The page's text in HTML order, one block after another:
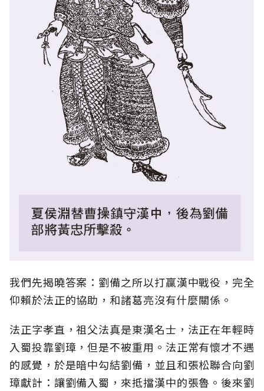
我們先揭曉答案：劉備之所以打贏漢中戰役，完全
仰賴於法正的協助，和諸葛亮沒有什麼關係。
法正字孝直，祖父法真是東漢名士，法正在年輕時
入蜀投靠劉璋，但是不被重用。法正常有懷才不遇
的感覺，於是暗中勾結劉備，並且和張松聯合向劉
璋獻計：讓劉備入蜀，來抵擋漢中的張魯。後來劉